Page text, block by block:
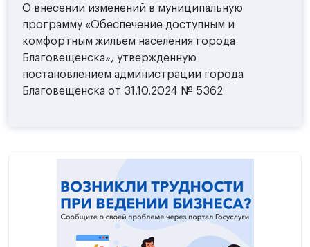
О внесении изменений в муниципальную
программу «Обеспечение доступным и
комфортным жильем населения города
Благовещенска», утвержденную
постановлением администрации города
Благовещенска от 31.10.2024 № 5362